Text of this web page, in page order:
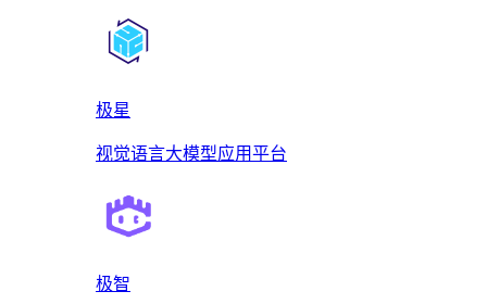
极星
视觉语言大模型应用平台
极智